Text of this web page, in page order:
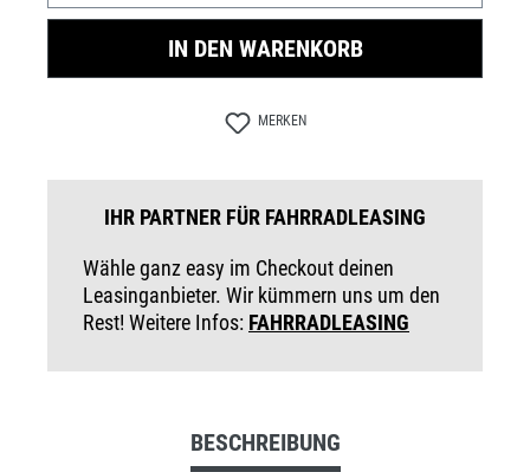
IN DEN WARENKORB
MERKEN
IHR PARTNER FÜR FAHRRADLEASING
Wähle ganz easy im Checkout deinen
Leasinganbieter. Wir kümmern uns um den
Rest! Weitere Infos: FAHRRADLEASING
BESCHREIBUNG